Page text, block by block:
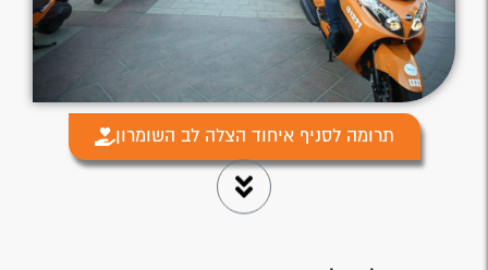
תרומה לסניף איחוד הצלה לב השומרון